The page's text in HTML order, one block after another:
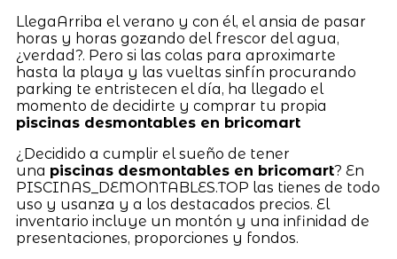
LlegaArriba el verano y con él, el ansia de pasar
horas y horas gozando del frescor del agua,
¿verdad?. Pero si las colas para aproximarte
hasta la playa y las vueltas sinfín procurando
parking te entristecen el día, ha llegado el
momento de decidirte y comprar tu propia
piscinas desmontables en bricomart
¿Decidido a cumplir el sueño de tener
una piscinas desmontables en bricomart? En
PISCINAS_DEMONTABLES.TOP las tienes de todo
uso y usanza y a los destacados precios. El
inventario incluye un montón y una infinidad de
presentaciones, proporciones y fondos.